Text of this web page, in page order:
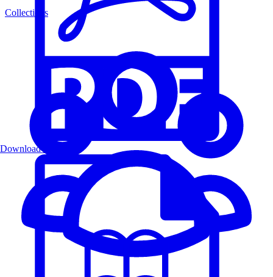
Collections
Download PDF